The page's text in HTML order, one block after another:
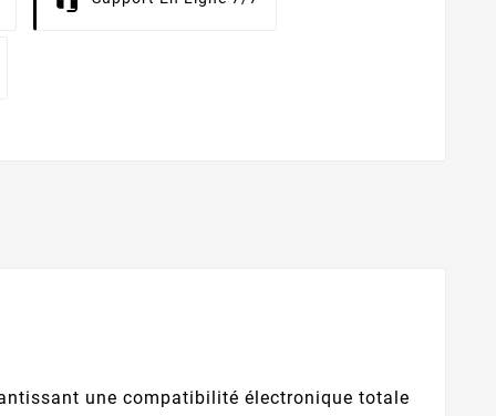
une compatibilité électronique totale